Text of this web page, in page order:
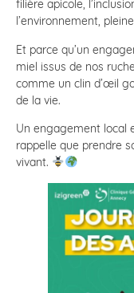
filière apicole,
l’environnement,
Et parce qu’un
miel issus de nos
comme un clin d’œil
de la vie.
Un engagement local
rappelle que prendre
vivant.